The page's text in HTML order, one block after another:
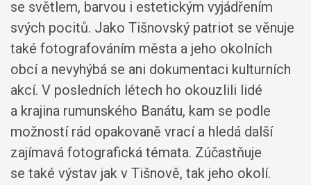
se světlem, barvou i estetickým vyjádřením
svých pocitů. Jako Tišnovský patriot se věnuje
také fotografováním města a jeho okolních
obcí a nevyhýbá se ani dokumentaci kulturních
akcí. V posledních létech ho okouzlili lidé
a krajina rumunského Banátu, kam se podle
možností rád opakovaně vrací a hledá další
zajímavá fotografická témata. Zúčastňuje
se také výstav jak v Tišnově, tak jeho okolí.